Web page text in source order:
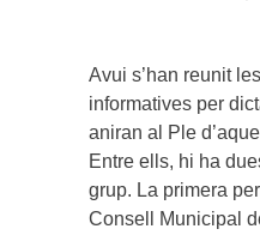
Avui s’han reunit
informatives per
aniran al Ple
Entre ells, hi ha
grup. La primera
Consell Municipal